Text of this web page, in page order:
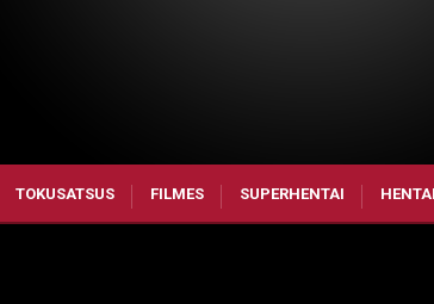
TOKUSATSUS FILMES SUPERHENTAI